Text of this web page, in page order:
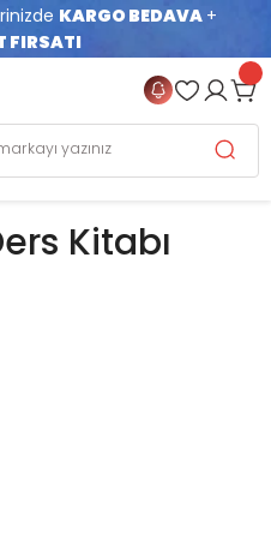
KARGO BEDAVA +
FIRSATI
Kitabı